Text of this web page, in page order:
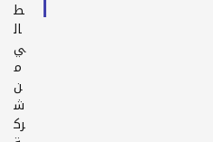
ط
ال
ي
م
ن
ش
رك